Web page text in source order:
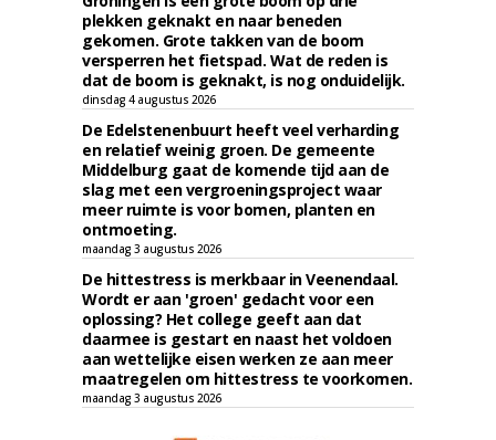
plekken geknakt en naar beneden
gekomen. Grote takken van de boom
versperren het fietspad. Wat de reden is
dat de boom is geknakt, is nog onduidelijk.
dinsdag 4 augustus 2026
De Edelstenenbuurt heeft veel verharding
en relatief weinig groen. De gemeente
Middelburg gaat de komende tijd aan de
slag met een vergroeningsproject waar
meer ruimte is voor bomen, planten en
ontmoeting.
maandag 3 augustus 2026
De hittestress is merkbaar in Veenendaal.
Wordt er aan 'groen' gedacht voor een
oplossing? Het college geeft aan dat
daarmee is gestart en naast het voldoen
aan wettelijke eisen werken ze aan meer
maatregelen om hittestress te voorkomen.
maandag 3 augustus 2026